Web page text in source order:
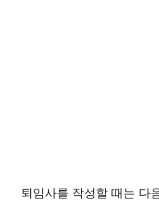
퇴임사를 작성할 때는 다